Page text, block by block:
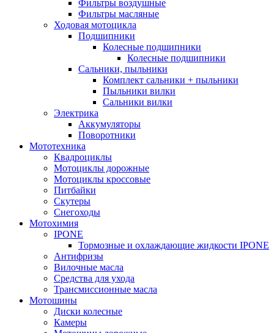
Фильтры воздушные
Фильтры масляные
Ходовая мотоцикла
Подшипники
Колесные подшипники
Колесные подшипники
Сальники, пыльники
Комплект сальники + пыльники
Пыльники вилки
Сальники вилки
Электрика
Аккумуляторы
Поворотники
Мототехника
Квадроциклы
Мотоциклы дорожные
Мотоциклы кроссовые
Питбайки
Скутеры
Снегоходы
Мотохимия
IPONE
Тормозные и охлаждающие жидкости IPONE
Антифризы
Вилочные масла
Средства для ухода
Трансмиссионные масла
Мотошины
Диски колесные
Камеры